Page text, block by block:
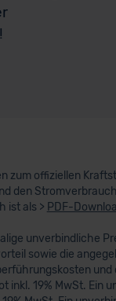
zum offiziellen
den
ist als > PDF-
unverbindliche
sowie die
inkl. 19% MwSt. Ein